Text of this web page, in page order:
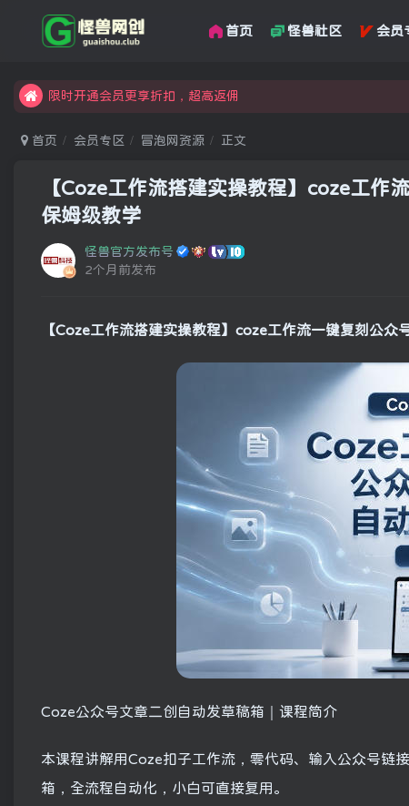
首页 怪兽社区 会员
汇集各领域的创新者、创业者和副业经营者，共同探索创业和创
限时开通会员更享折扣，超高返佣
首页 会员专区 冒泡网资源 正文
【Coze工作流搭建实操教程】coze工作
保姆级教学
怪兽官方发布号
2个月前发布
【Coze工作流搭建实操教程】coze工作流一键复刻公
Coze公众号文章二创自动发草稿箱｜课程简介
本课程讲解用Coze扣子工作流，零代码、输入公众号
箱，全流程自动化，小白可直接复用。